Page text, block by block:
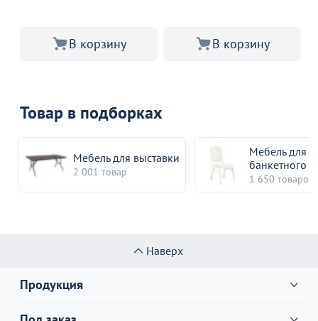
В корзину В корзину
Товар в подборках
Мебель для выставки
2 001 товар
Мебель для
банкетного
1 650 товаров
Наверх
Продукция